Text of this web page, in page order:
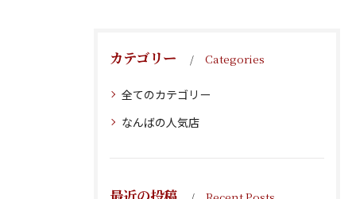
カテゴリー Categories
全てのカテゴリー
なんばの人気店